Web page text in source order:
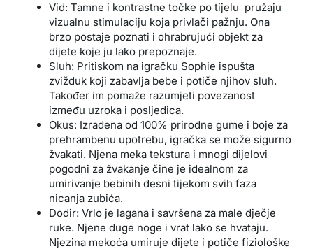
Vid: Tamne i kontrastne točke po tijelu pružaju
vizualnu stimulaciju koja privlači pažnju. Ona
brzo postaje poznati i ohrabrujući objekt za
dijete koje ju lako prepoznaje.
Sluh: Pritiskom na igračku Sophie ispušta
zvižduk koji zabavlja bebe i potiče njihov sluh.
Također im pomaže razumjeti povezanost
između uzroka i posljedica.
Okus: Izrađena od 100% prirodne gume i boje za
prehrambenu upotrebu, igračka se može sigurno
žvakati. Njena meka tekstura i mnogi dijelovi
pogodni za žvakanje čine je idealnom za
umirivanje bebinih desni tijekom svih faza
nicanja zubića.
Dodir: Vrlo je lagana i savršena za male dječje
ruke. Njene duge noge i vrat lako se hvataju.
Njezina mekoća umiruje dijete i potiče fiziološke